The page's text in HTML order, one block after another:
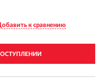
к сравнению